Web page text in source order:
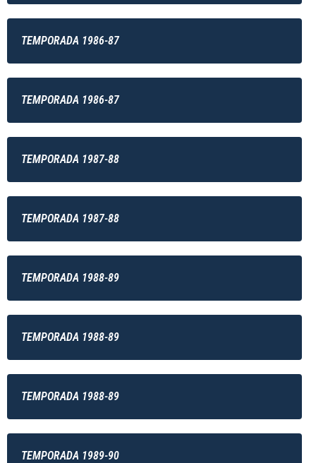
TEMPORADA 1986-87
TEMPORADA 1986-87
TEMPORADA 1987-88
TEMPORADA 1987-88
TEMPORADA 1988-89
TEMPORADA 1988-89
TEMPORADA 1988-89
TEMPORADA 1989-90